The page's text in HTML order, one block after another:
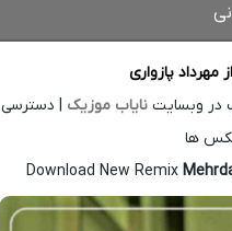
مهرداد پازواری
در وبسایت نایاب موزیک | دسترسی
ها
Download New Remix